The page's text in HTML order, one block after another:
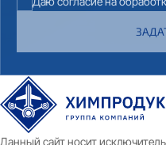
Данный сайт носит